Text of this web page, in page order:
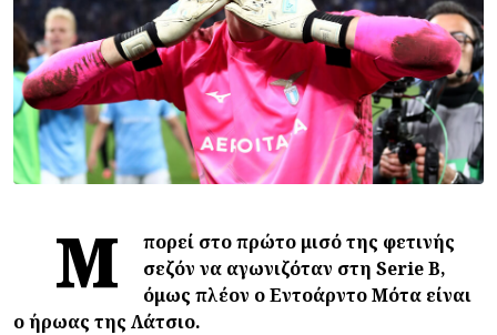
Μ
πορεί στο πρώτο μισό της φετινής
σεζόν να αγωνιζόταν στη Serie B,
όμως πλέον ο Εντοάρντο Μότα είναι
ο ήρωας της Λάτσιο.